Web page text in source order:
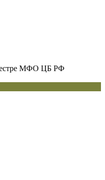
МФО ЦБ РФ